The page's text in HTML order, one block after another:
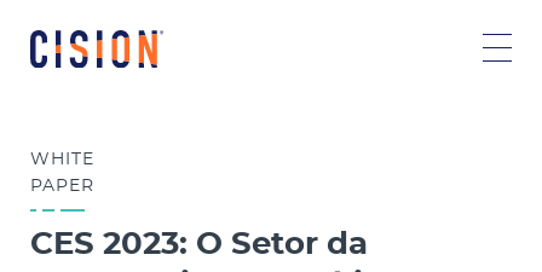
WHITE
PAPER
CES 2023: O Setor da